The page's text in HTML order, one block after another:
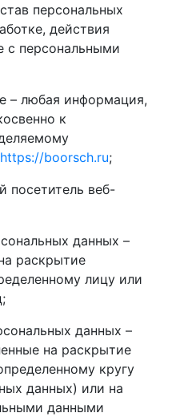
персональных
действия
с персональными
– любая информация,
к
https://boorsch.ru;
посетитель веб-
данных –
раскрытие
лицу или
данных –
на раскрытие
кругу
данных) или на
данными